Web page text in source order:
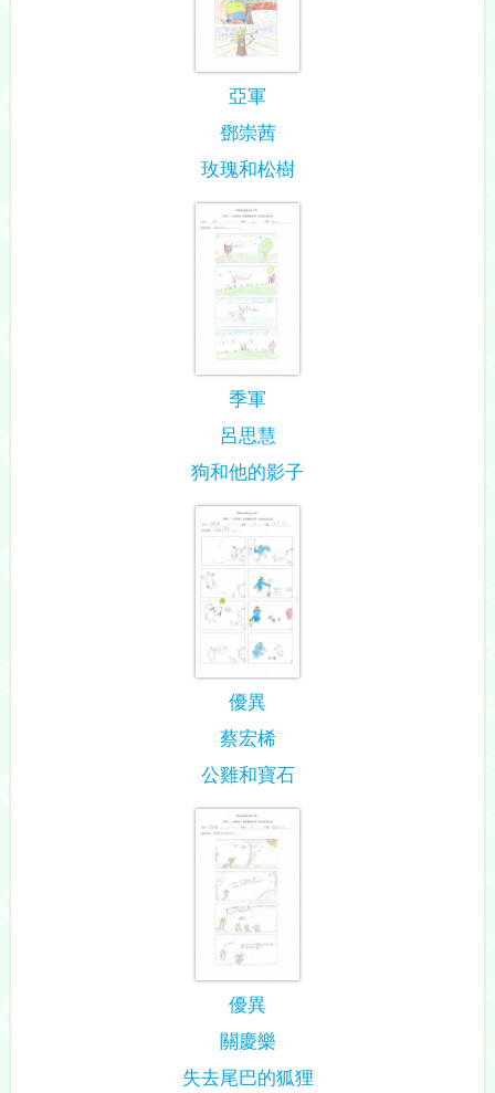
亞軍
鄧崇茜
玫瑰和松樹
季軍
呂思慧
狗和他的影子
優異
蔡宏桸
公雞和寶石
優異
關慶樂
失去尾巴的狐狸